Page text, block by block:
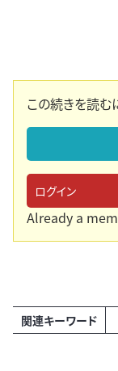
この続きを読む
ログイン
Already a
関連キーワード